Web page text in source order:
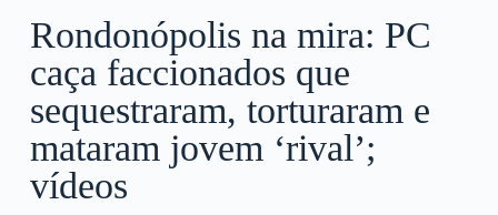
Rondonópolis na mira: PC
caça faccionados que
sequestraram, torturaram e
mataram jovem ‘rival’;
vídeos